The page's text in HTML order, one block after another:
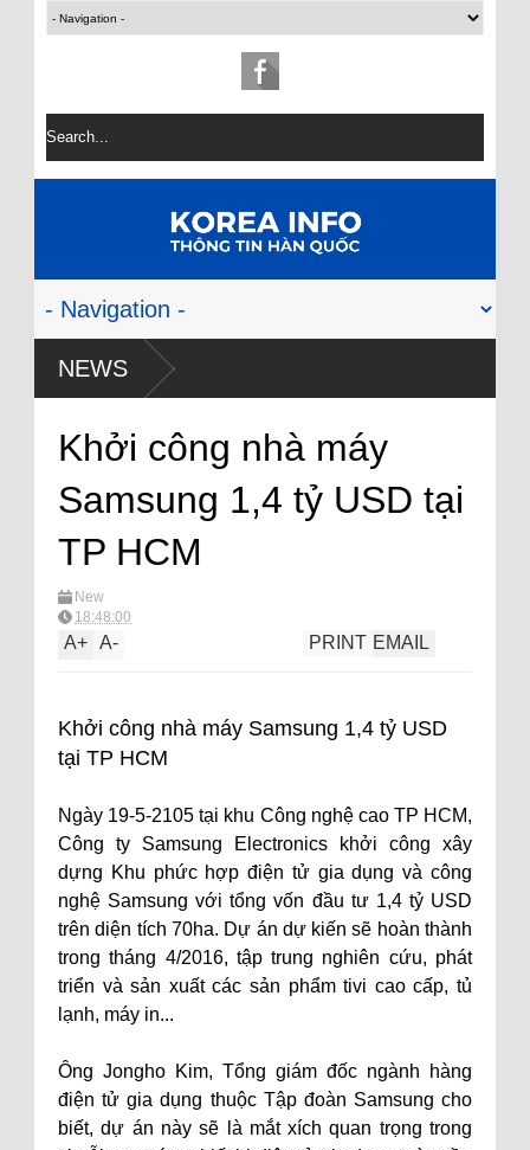
NEWS
Khởi công nhà máy
Samsung 1,4 tỷ USD tại
TP HCM
New
18:48:00
A+ A- EMAIL
PRINT
Khởi công nhà máy Samsung 1,4 tỷ USD
tại TP HCM
Ngày 19-5-2105 tại khu Công nghệ cao TP HCM,
Công ty Samsung Electronics khởi công xây
dựng Khu phức hợp điện tử gia dụng và công
nghệ Samsung với tổng vốn đầu tư 1,4 tỷ USD
trên diện tích 70ha. Dự án dự kiến sẽ hoàn thành
trong tháng 4/2016, tập trung nghiên cứu, phát
triển và sản xuất các sản phẩm tivi cao cấp, tủ
lạnh, máy in...
Ông Jongho Kim, Tổng giám đốc ngành hàng
điện tử gia dụng thuộc Tập đoàn Samsung cho
biết, dự án này sẽ là mắt xích quan trọng trong